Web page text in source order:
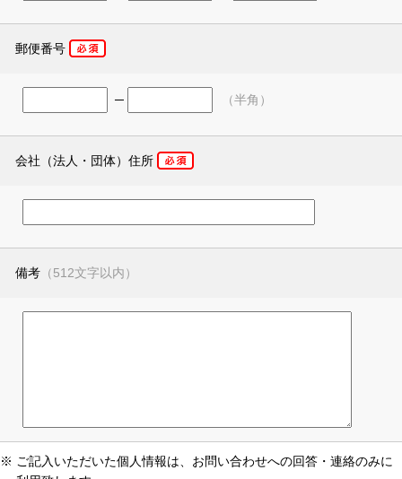
郵便番号
─ （半角）
会社（法人・団体）住所
備考 （512文字以内）
※ ご記入いただいた個人情報は、お問い合わせへの回答・連絡のみに